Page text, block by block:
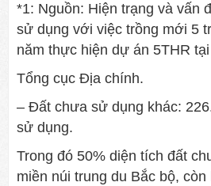
*1: Nguồn: Hiện trạng và vấn
sử dụng với việc trồng mới 5
năm thực hiện dự án 5THR
Tổng cục Địa chính.
– Đất chưa sử dụng khác:
sử dụng.
Trong đó 50% diện tích đất
miền núi trung du Bắc bộ,